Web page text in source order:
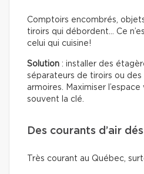
Comptoirs encombrés,
tiroirs qui débordent… Ce
celui qui cuisine!
Solution : installer des
séparateurs de tiroirs ou des
armoires. Maximiser
souvent la clé.
Des courants d’air
Très courant au Québec,